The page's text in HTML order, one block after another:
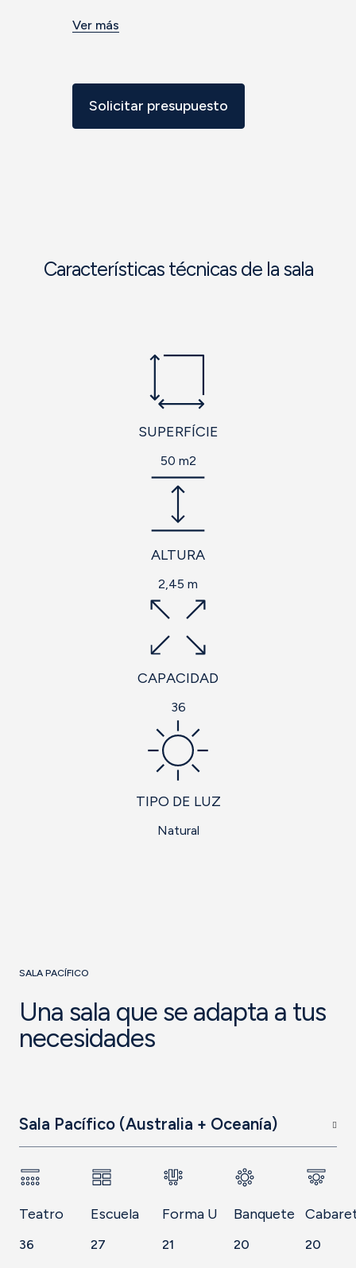
Ver más
Solicitar presupuesto
Características técnicas de la sala
SUPERFÍCIE
50 m2
ALTURA
2,45 m
CAPACIDAD
36
TIPO DE LUZ
Natural
SALA PACÍFICO
Una sala que se adapta a tus
necesidades
Sala Pacífico (Australia + Oceanía)
Teatro
36
Escuela
27
Forma U
21
Banquete
20 20